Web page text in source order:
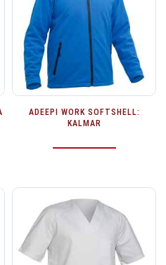
ADEEPI WORK SOFTSHELL:
KALMAR